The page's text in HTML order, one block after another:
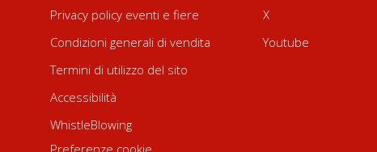
Privacy policy eventi e fiere
Condizioni generali di vendita
Termini di utilizzo del sito
Accessibilità
WhistleBlowing
Preferenze cookie
X
Youtube